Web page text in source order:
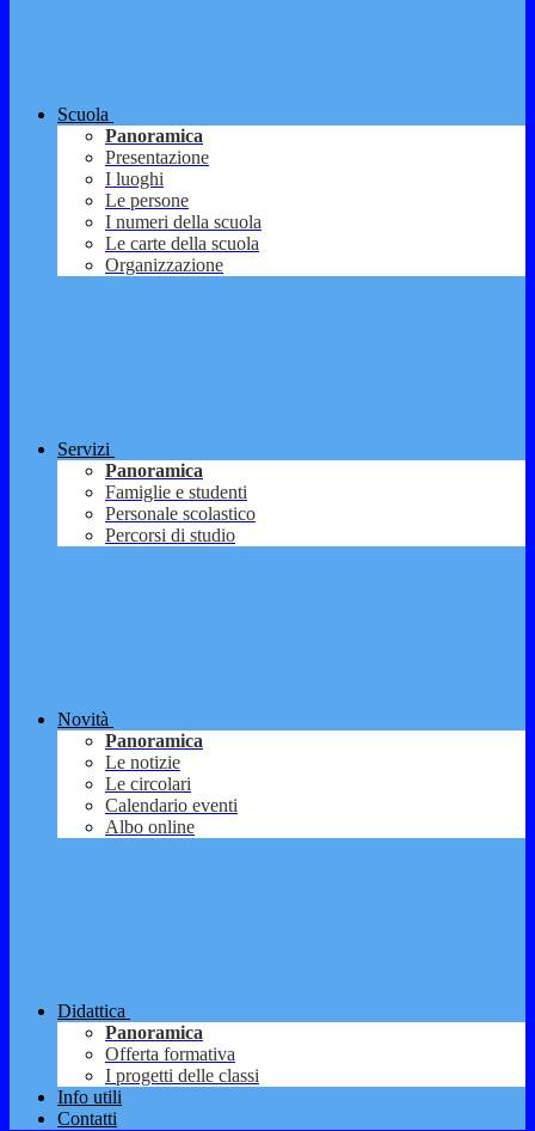
Scuola
Panoramica
Presentazione
I luoghi
Le persone
I numeri della scuola
Le carte della scuola
Organizzazione
Servizi
Panoramica
Famiglie e studenti
Personale scolastico
Percorsi di studio
Novità
Panoramica
Le notizie
Le circolari
Calendario eventi
Albo online
Didattica
Panoramica
Offerta formativa
I progetti delle classi
Info utili
Contatti